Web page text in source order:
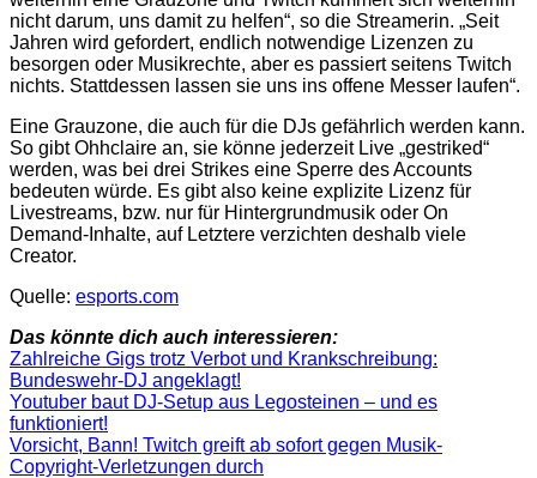
nicht darum, uns damit zu helfen“, so die Streamerin. „Seit
Jahren wird gefordert, endlich notwendige Lizenzen zu
besorgen oder Musikrechte, aber es passiert seitens Twitch
nichts. Stattdessen lassen sie uns ins offene Messer laufen“.
Eine Grauzone, die auch für die DJs gefährlich werden kann.
So gibt Ohhclaire an, sie könne jederzeit Live „gestriked“
werden, was bei drei Strikes eine Sperre des Accounts
bedeuten würde. Es gibt also keine explizite Lizenz für
Livestreams, bzw. nur für Hintergrundmusik oder On
Demand-Inhalte, auf Letztere verzichten deshalb viele
Creator.
Quelle: esports.com
Das könnte dich auch interessieren:
Zahlreiche Gigs trotz Verbot und Krankschreibung:
Bundeswehr-DJ angeklagt!
Youtuber baut DJ-Setup aus Legosteinen – und es
funktioniert!
Vorsicht, Bann! Twitch greift ab sofort gegen Musik-
Copyright-Verletzungen durch